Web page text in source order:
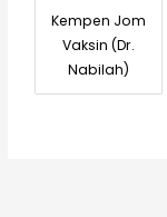
Kempen Jom
Vaksin (Dr.
Nabilah)